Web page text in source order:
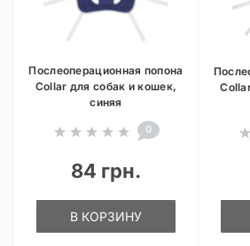
Послеоперационная попона
Collar для собак и кошек,
синяя
0
84 грн.
В КОРЗИНУ